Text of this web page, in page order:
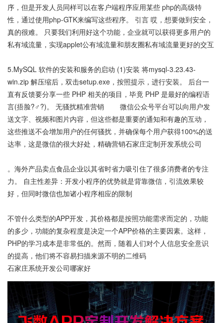
序，但是开发人员同样可以在客户端程序应用某些 php的高级特
性，通过使用php-GTK来编写这些程序。 引言 哎，想要做到安全，
真的很难。 只要我们利用好这个功能，企业就可以获得更多用户的
私有域流量，实现applet公有域流量和朋友圈私有域流量更好的交互
5.MySQL 软件的安装和服务的启动 (1)安装 将mysql-3.23.43-
win.zip 解压缩后，双击setup.exe，按照提示，进行安装。 后台一
直有反馈要分享一些 PHP 相关的项目，毕竟 PHP 是最好的编程语
言(捂脸?♂?)。 无骚扰精准营销 微信公众号平台可以向用户发
送文字、视频和图片内容，但这些都是重要的通知和有趣的互动，
这些推送不会增加用户的任何骚扰，并确保每个用户获得100%的送
达率，这是微信的很大好处，精确营销石家庄定制开发系统公司
。海外产品卖点食品企业以其省时省力吸引住了很多消费者的专注
力。 自主性差异：开发小程序的优势就是背靠微信，引流效果较
好，但同时微信也加诸小程序相应的限制
不管什么类型的APP开发，其价格都是按照功能需求而定的，功能
的多少，功能的复杂程度是决定一个APP价格的主要因素。这样，
PHP的学习成本是非常低的。然而，随着人们对个人信息安全意识
的提高，他们将不容易扫描来源不明的二维码
石家庄系统开发公司哪家好